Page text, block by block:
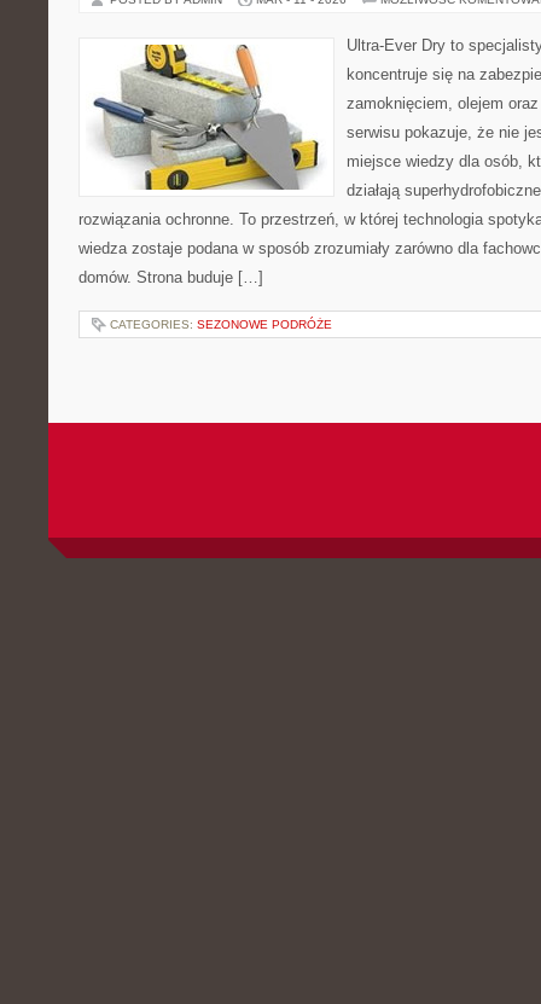
Ultra-Ever Dry to
koncentruje się na
zamoknięciem, olejem
serwisu pokazuje, że nie
miejsce wiedzy dla osób,
działają
rozwiązania ochronne. To przestrzeń, w której technologia
wiedza zostaje podana w sposób zrozumiały zarówno dla
domów. Strona buduje […]
CATEGORIES: SEZONOWE PODRÓŻE